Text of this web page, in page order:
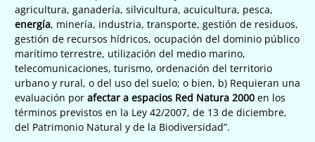
agricultura, ganadería, silvicultura, acuicultura, pesca,
energía, minería, industria, transporte, gestión de residuos,
gestión de recursos hídricos, ocupación del dominio público
marítimo terrestre, utilización del medio marino,
telecomunicaciones, turismo, ordenación del territorio
urbano y rural, o del uso del suelo; o bien, b) Requieran una
evaluación por afectar a espacios Red Natura 2000 en los
términos previstos en la Ley 42/2007, de 13 de diciembre,
del Patrimonio Natural y de la Biodiversidad”.